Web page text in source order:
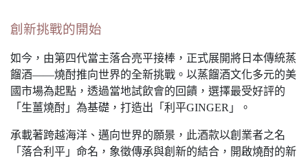
創新挑戰的開始
如今，由第四代當主落合亮平接棒，正式展開將日本傳統蒸
餾酒——燒酎推向世界的全新挑戰。以蒸餾酒文化多元的美
國市場為起點，透過當地試飲會的回饋，選擇最受好評的
「生薑燒酎」為基礎，打造出「利平GINGER」。
承載著跨越海洋、邁向世界的願景，此酒款以創業者之名
「落合利平」命名，象徵傳承與創新的結合，開啟燒酎的新